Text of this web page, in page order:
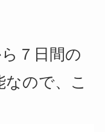
７日間の
ので、こ